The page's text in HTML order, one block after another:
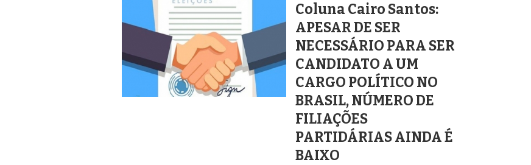
Coluna Cairo Santos:
APESAR DE SER
NECESSÁRIO PARA SER
CANDIDATO A UM
CARGO POLÍTICO NO
BRASIL, NÚMERO DE
FILIAÇÕES
PARTIDÁRIAS AINDA É
BAIXO